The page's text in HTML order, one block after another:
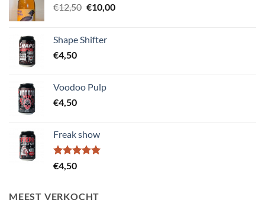
€12,50 Oorspronkelijke
€12,50.
€10,00Huidige
Shape Shifter
€4,50
Voodoo Pulp
€4,50
Freak show
Gewaardeerd
5.00
€4,50
MEEST VERKOCHT